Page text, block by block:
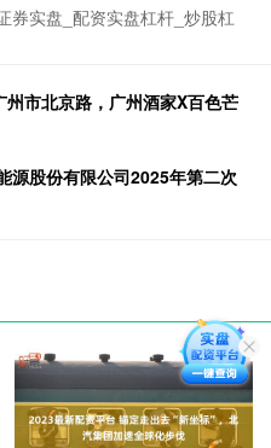
券实盘_配资实盘杠杆_炒股杠
市北京路，广州酒家X百色芒
源股份有限公司2025年第二次